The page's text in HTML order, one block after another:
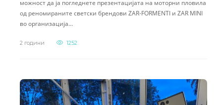
можност да ја погледнете презентацијата на моторни пловила
од реномираните светски брендови ZAR-FORMENTI и ZAR MINI
во организација…
2 години 1252